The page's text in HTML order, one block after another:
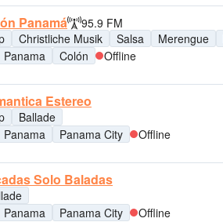
Panamá
95.9 FM
Christliche Musik Salsa Merengue
Panama
Colón Offline
Estereo
Ballade
Panama
Panama City Offline
Solo Baladas
Panama
Panama City Offline